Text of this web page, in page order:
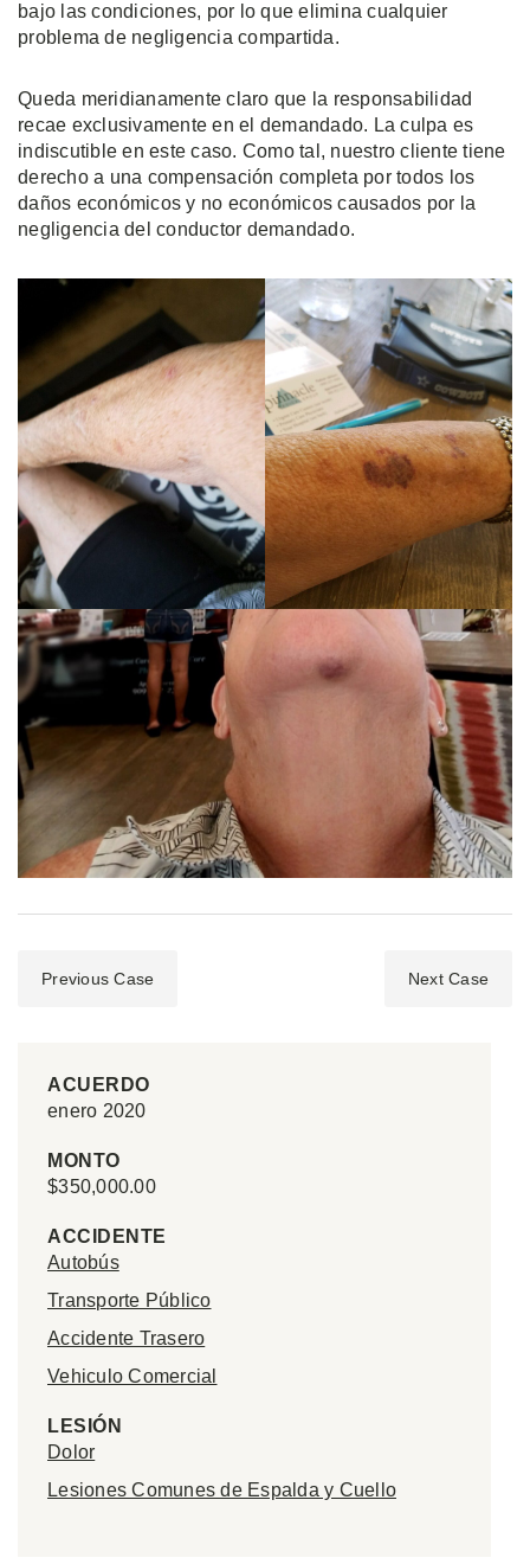
bajo las condiciones, por lo que elimina cualquier
problema de negligencia compartida.
Queda meridianamente claro que la responsabilidad
recae exclusivamente en el demandado. La culpa es
indiscutible en este caso. Como tal, nuestro cliente tiene
derecho a una compensación completa por todos los
daños económicos y no económicos causados por la
negligencia del conductor demandado.
Previous Case Next Case
ACUERDO
enero 2020
MONTO
$350,000.00
ACCIDENTE
Autobús
Transporte Público
Accidente Trasero
Vehiculo Comercial
LESIÓN
Dolor
Lesiones Comunes de Espalda y Cuello